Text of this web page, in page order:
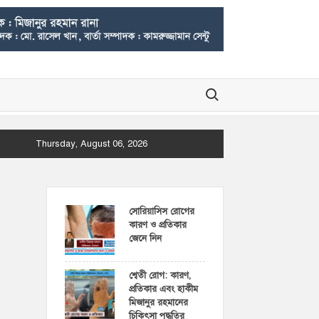
Search for:
Thursday, August 06, 2026
সোরিয়াসিস রোগের
কারণ ও প্রতিকার
জেনে নিন
শ্বেতী রোগ: কারণ,
প্রতিকার এবং হাকীম
মিজানুর রহমানের
চিকিৎসা পদ্ধতির